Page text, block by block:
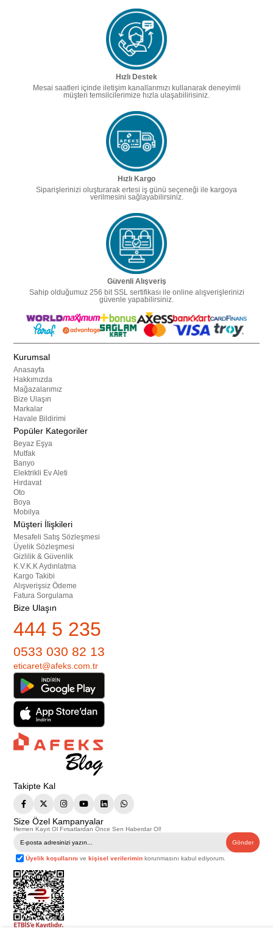
Hızlı Destek
Mesai saatleri içinde iletişim kanallarımızı kullanarak deneyimli
müşteri temsilcilerimize hızla ulaşabilirisiniz.
Hızlı Kargo
Siparişlerinizi oluşturarak ertesi iş günü seçeneği ile kargoya
verilmesini sağlayabilirsiniz.
Güvenli Alışveriş
Sahip olduğumuz 256 bit SSL sertifikası ile online alışverişlerinizi
güvenle yapabilirsiniz.
Kurumsal
Anasayfa
Hakkımızda
Mağazalarımız
Bize Ulaşın
Markalar
Havale Bildirimi
Popüler Kategoriler
Beyaz Eşya
Mutfak
Banyo
Elektrikli Ev Aleti
Hırdavat
Oto
Boya
Mobilya
Müşteri İlişkileri
Mesafeli Satış Sözleşmesi
Üyelik Sözleşmesi
Gizlilik & Güvenlik
K.V.K.K Aydınlatma
Kargo Takibi
Alışverişsiz Ödeme
Fatura Sorgulama
Bize Ulaşın
444 5 235
0533 030 82 13
eticaret@afeks.com.tr
Takipte Kal
Size Özel Kampanyalar
Hemen Kayıt Ol Fırsatlardan Önce Sen Haberdar Ol!
Gönder
Üyelik koşullarını vekişisel verilerimin korunmasını kabul ediyorum.